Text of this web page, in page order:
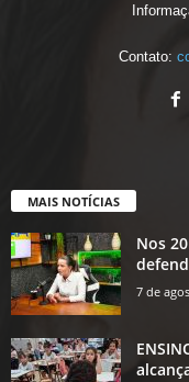
Contato:
MAIS NOTÍCIAS
Nos
7 de